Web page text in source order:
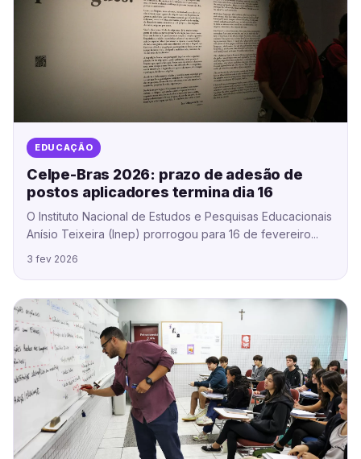
EDUCAÇÃO
Celpe-Bras 2026: prazo de adesão de
postos aplicadores termina dia 16
O Instituto Nacional de Estudos e Pesquisas Educacionais
Anísio Teixeira (Inep) prorrogou para 16 de fevereiro...
3 fev 2026